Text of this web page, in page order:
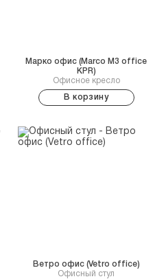
Офисное кресло
Марко офис (Marco M3 office
KPR)
В корзину
Офисный стул
Ветро офис (Vetro office)